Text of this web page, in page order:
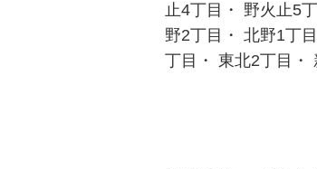
止4丁目・ 野火止5
野2丁目・ 北野1丁
丁目・ 東北2丁目・